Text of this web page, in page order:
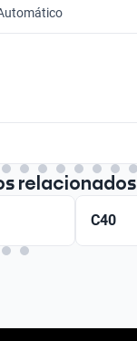
relacionados
C40